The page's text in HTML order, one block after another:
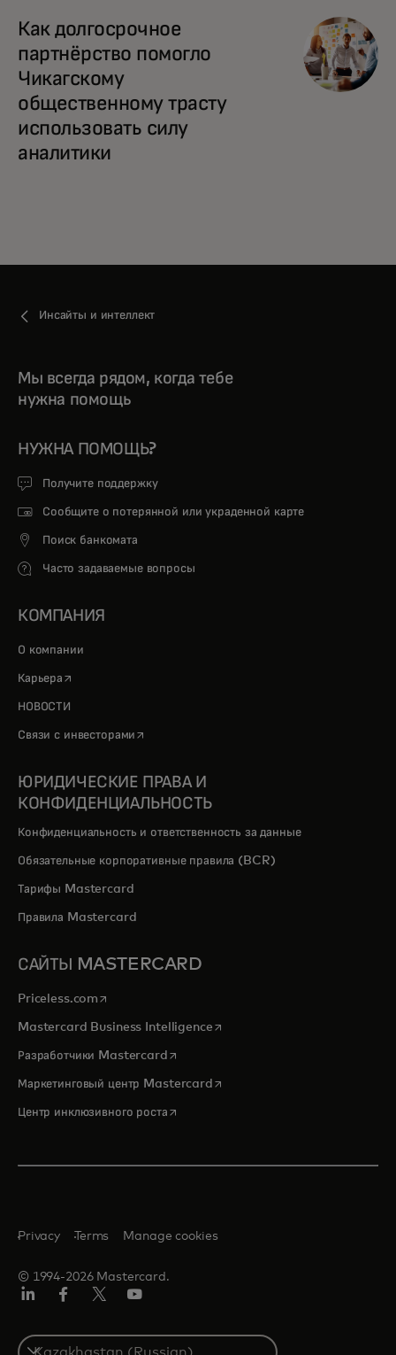
Как долгосрочное
партнёрство помогло
Чикагскому
общественному трасту
использовать силу
аналитики
opens in a new tab
Инсайты и интеллект
Мы всегда рядом, когда тебе
нужна помощь
НУЖНА ПОМОЩЬ?
Получите поддержку
Сообщите о потерянной или украденной карте
Поиск банкомата
Часто задаваемые вопросы
КОМПАНИЯ
О компании
Карьера opens in a new tab
НОВОСТИ
Связи с инвесторами opens in a new tab
ЮРИДИЧЕСКИЕ ПРАВА И
КОНФИДЕНЦИАЛЬНОСТЬ
Конфиденциальность и ответственность за данные
Обязательные корпоративные правила (BCR)
Тарифы Mastercard
Правила Mastercard
САЙТЫ MASTERCARD
Priceless.com opens in a new tab
Mastercard Business Intelligenceopens in a new tab
Разработчики Mastercardopens in a new tab
Маркетинговый центр Mastercardopens in a new tab
Центр инклюзивного ростаopens in a new tab
© 1994-2026 Mastercard.
Privacy Terms Manage cookies
Select